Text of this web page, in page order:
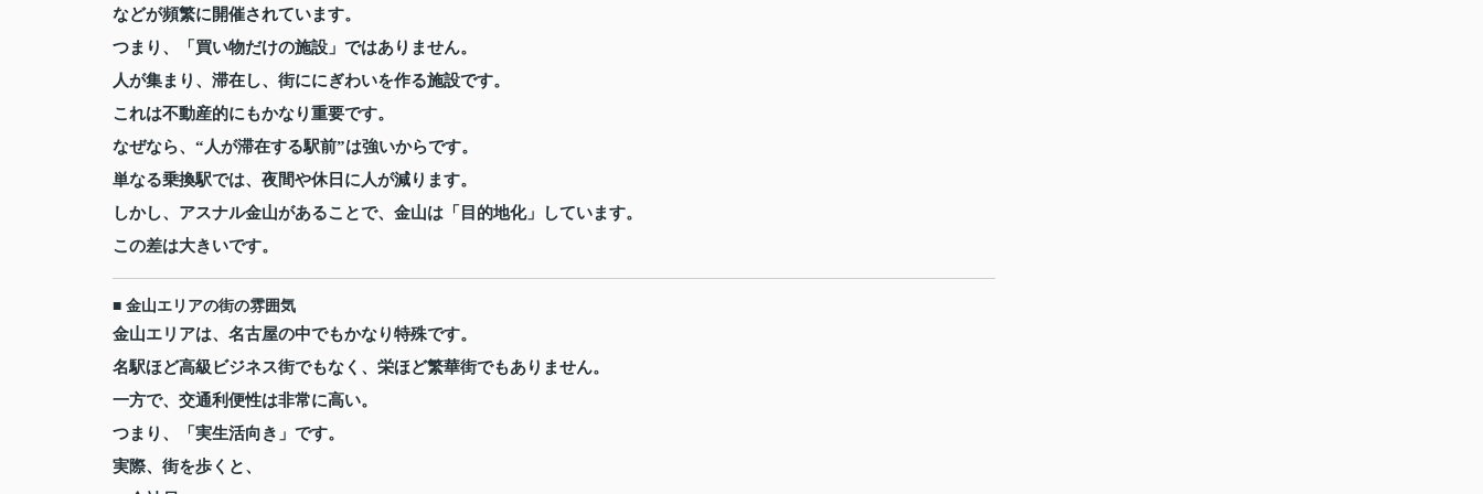
などが頻繁に開催されています。
つまり、「買い物だけの施設」ではありません。
人が集まり、滞在し、街ににぎわいを作る施設です。
これは不動産的にもかなり重要です。
なぜなら、“人が滞在する駅前”は強いからです。
単なる乗換駅では、夜間や休日に人が減ります。
しかし、アスナル金山があることで、金山は「目的地化」しています。
この差は大きいです。
■ 金山エリアの街の雰囲気
金山エリアは、名古屋の中でもかなり特殊です。
名駅ほど高級ビジネス街でもなく、栄ほど繁華街でもありません。
一方で、交通利便性は非常に高い。
つまり、「実生活向き」です。
実際、街を歩くと、